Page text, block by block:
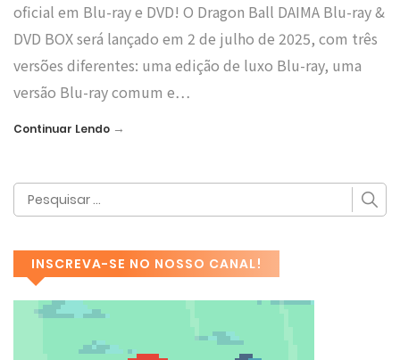
oficial em Blu-ray e DVD! O Dragon Ball DAIMA Blu-ray &
DVD BOX será lançado em 2 de julho de 2025, com três
versões diferentes: uma edição de luxo Blu-ray, uma
versão Blu-ray comum e…
Continuar Lendo →
INSCREVA-SE NO NOSSO CANAL!